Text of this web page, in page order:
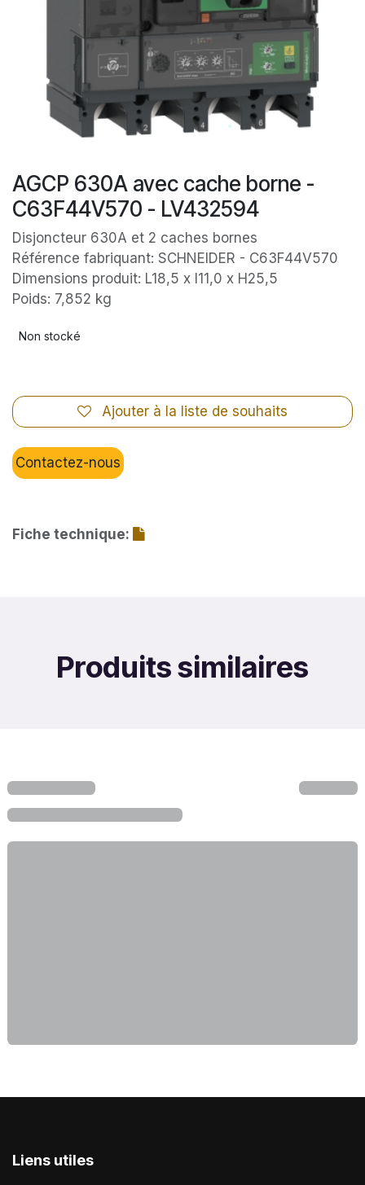
AGCP 630A avec cache borne -
C63F44V570 - LV432594
Disjoncteur 630A et 2 caches bornes
Référence fabriquant: SCHNEIDER - C63F44V570
Dimensions produit: L18,5 x l11,0 x H25,5
Poids: 7,852 kg
Non stocké
Ajouter à la liste de souhaits
Contactez-nous
Fiche technique:
Produits similaires
Liens utiles